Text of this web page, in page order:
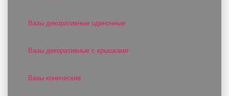
Вазы декоративные одиночные
Вазы декоративные с крышками
Вазы конические